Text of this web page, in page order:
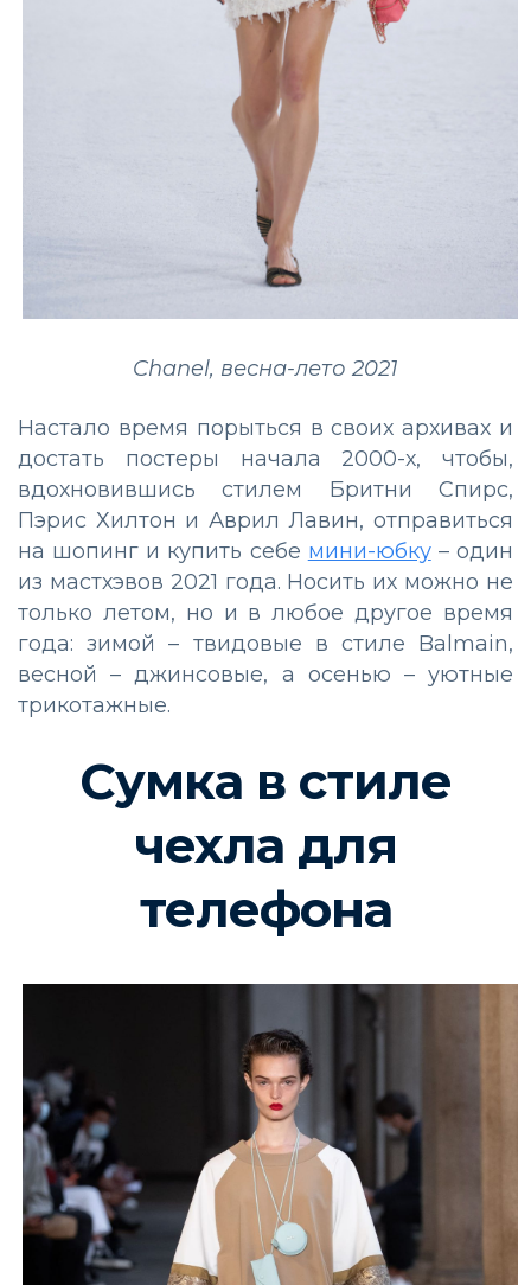
Chanel, весна-лето 2021
Настало время порыться в своих архивах и
достать постеры начала 2000-х, чтобы,
вдохновившись стилем Бритни Спирс,
Пэрис Хилтон и Аврил Лавин, отправиться
на шопинг и купить себе мини-юбку– один
из мастхэвов 2021 года. Носить их можно не
только летом, но и в любое другое время
года: зимой – твидовые в стиле Balmain,
весной – джинсовые, а осенью – уютные
трикотажные.
Сумка в стиле
чехла для
телефона